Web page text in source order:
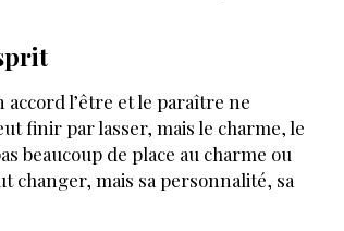
l’être et le paraître ne
finir par lasser, mais le charme, le
beaucoup de place au charme ou
changer, mais sa personnalité, sa